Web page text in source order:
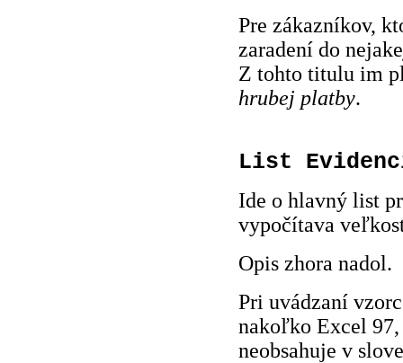
Pre zákazníkov,
zaradení do
Z tohto titulu im
hrubej platby.
List
Ide o hlavný list
vypočítava
Opis zhora nadol.
Pri uvádzaní
nakoľko Excel
neobsahuje v